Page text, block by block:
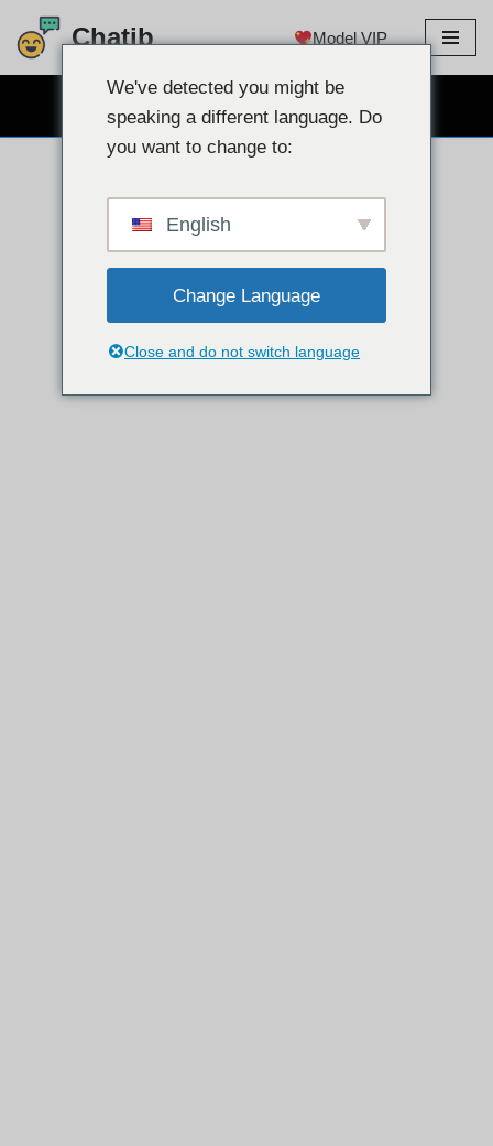
Langkau
Chatib Model VIP
We've detected you might be
speaking a different language. Do
you want to change to:
English
Change Language
Close and do not switch language